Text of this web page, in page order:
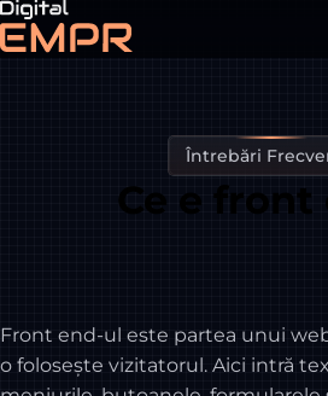
Întrebări
Ce e front
Front end-ul este partea unui
o folosește vizitatorul. Aici intră